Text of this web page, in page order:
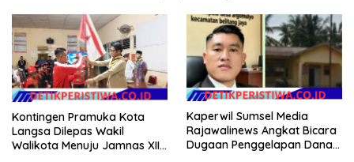
Kontingen Pramuka Kota
Langsa Dilepas Wakil
Walikota Menuju Jamnas XII
Kaperwil Sumsel Media
Rajawalinews Angkat Bicara
Dugaan Penggelapan Dana